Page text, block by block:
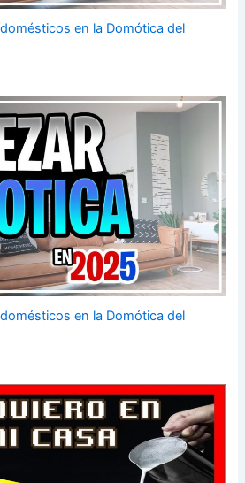
en la Domótica del
en la Domótica del